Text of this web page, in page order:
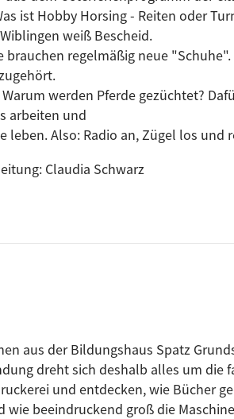
ist Hobby Horsing - Reiten oder
weiß Bescheid.
brauchen regelmäßig neue
werden Pferde gezüchtet?
arbeiten und
leben. Also: Radio an, Zügel los und
Claudia Schwarz
aus der Bildungshaus Spatz
dreht sich deshalb alles um die
und entdecken, wie Bücher
wie beeindruckend groß die